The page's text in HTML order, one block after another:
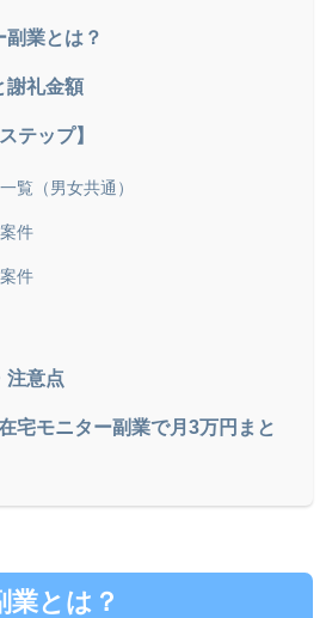
業とは？
謝礼金額
テップ】
覧（男女共通）
件
件
注意点
宅モニター副業で月3万円まと
業とは？